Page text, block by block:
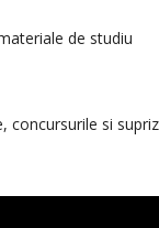
de studiu
concursurile si